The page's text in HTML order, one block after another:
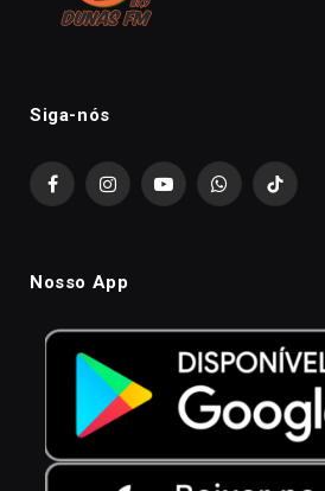
Siga-nós
FacebookInstagramYouTubeWhatsAppTikTok
Nosso App